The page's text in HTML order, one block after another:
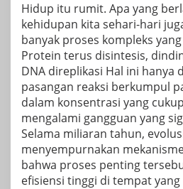
Hidup itu rumit. Apa yang
kehidupan kita sehari-hari
banyak proses kompleks
Protein terus disintesis,
DNA direplikasi Hal ini hanya
pasangan reaksi berkumpul
dalam konsentrasi yang
mengalami gangguan yang
Selama miliaran tahun,
menyempurnakan
bahwa proses penting
efisiensi tinggi di tempat